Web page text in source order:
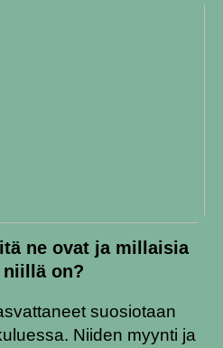
ne ovat ja millaisia
on?
suosiotaan
Niiden myynti ja